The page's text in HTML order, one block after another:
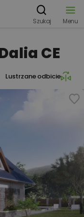
Szukaj Menu
CE
Lustrzane odbicie